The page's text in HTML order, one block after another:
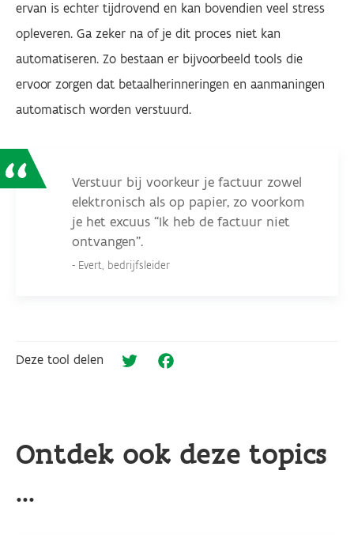
ervan is echter tijdrovend en kan bovendien veel stress
opleveren. Ga zeker na of je dit proces niet kan
automatiseren. Zo bestaan er bijvoorbeeld tools die
ervoor zorgen dat betaalherinneringen en aanmaningen
automatisch worden verstuurd.
Verstuur bij voorkeur je factuur zowel
elektronisch als op papier, zo voorkom
je het excuus “Ik heb de factuur niet
ontvangen”.
Evert, bedrijfsleider
Deze tool delen Twitter
Ontdek ook deze topics
...